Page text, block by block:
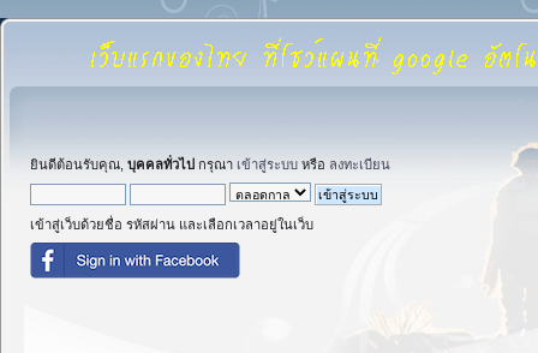
ยินดีต้อนรับคุณ, บุคคลทั่วไป กรุณา เข้าสู่ระบบ หรือ ลงทะเบียน
เข้าสู่เว็บด้วยชื่อ รหัสผ่าน และเลือกเวลาอยู่ในเว็บ